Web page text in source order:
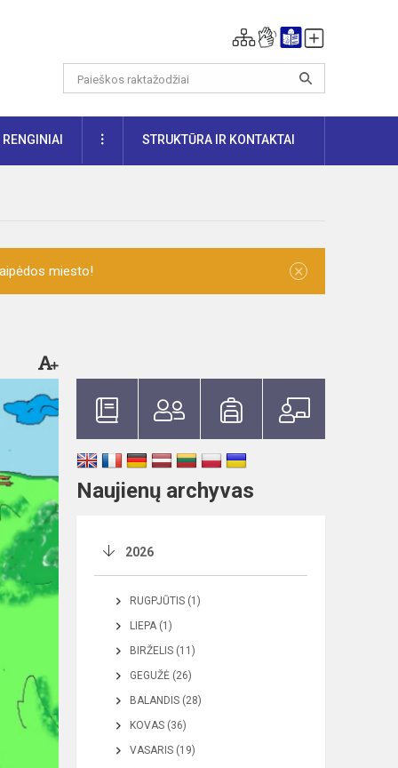
RENGINIAI DAUGIAUSTRUKTŪRA IR KONTAKTAI
miesto! ×
Naujienų archyvas
2026
RUGPJŪTIS (1)
LIEPA (1)
BIRŽELIS (11)
GEGUŽĖ (26)
BALANDIS (28)
KOVAS (36)
VASARIS (19)